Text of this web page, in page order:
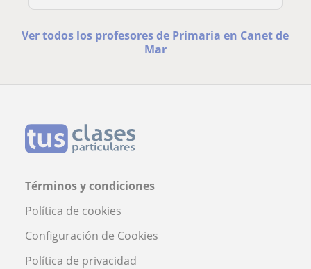
Ver todos los profesores de Primaria en Canet de
Mar
Términos y condiciones
Política de cookies
Configuración de Cookies
Política de privacidad